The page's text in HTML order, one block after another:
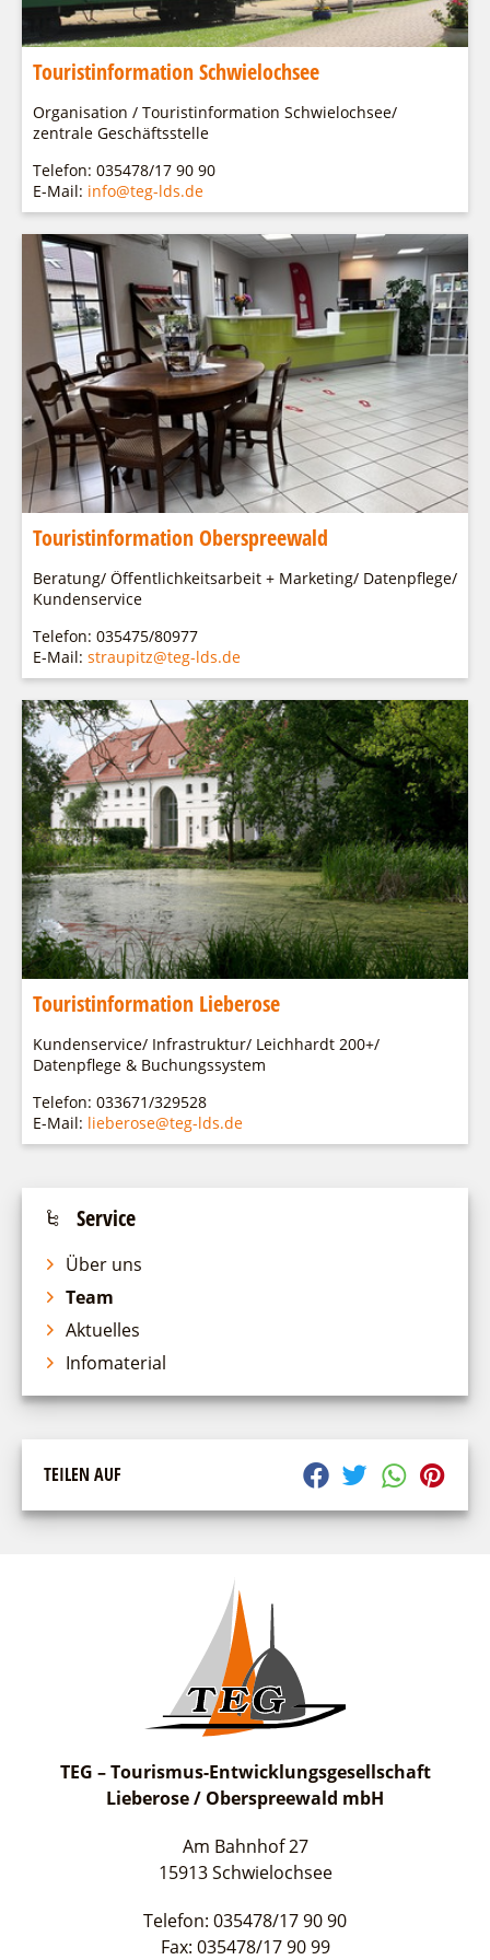
Einkaufen
Gruppen
Fremdenverkehrsvereine
Ludwig Leichhardt
Kahnfahrten
Fahrgastschiff
Campingplatz Jessern
SPOT
Bürgerbus
Q-Gemeinde Schwielochsee
Staatlich anerkannter Erholungsort Goyatz
Mein Brandenburg – Infostelen
ILB
WFG
Service
Über uns
Aktuelles
Infomaterial
Warenkorb
Touristinformation Schwielochsee
Organisation / Touristinformation Schwielochsee/
zentrale Geschäftsstelle
Telefon: 035478/17 90 90
E-Mail: info@teg-lds.de
Touristinformation Oberspreewald
Beratung/ Öffentlichkeitsarbeit + Marketing/ Datenpflege/
Kundenservice
Telefon: 035475/80977
E-Mail: straupitz@teg-lds.de
Touristinformation Lieberose
Kundenservice/ Infrastruktur/ Leichhardt 200+/
Datenpflege & Buchungssystem
Telefon: 033671/329528
E-Mail: lieberose@teg-lds.de
Service
Über uns
Team
Aktuelles
Infomaterial
TEILEN AUF
TEG – Tourismus-Entwicklungsgesellschaft
Lieberose / Oberspreewald mbH
Am Bahnhof 27
15913 Schwielochsee
Telefon: 035478/17 90 90
Fax: 035478/17 90 99